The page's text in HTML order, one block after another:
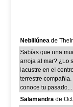
Neblilúnea de
Sabías que una
arroja al mar? ¿Lo
lacustre en el
terrestre
conoce tu pasado...
Salamandra de